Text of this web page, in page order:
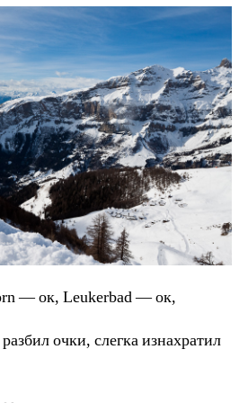
— ок, Leukerbad — ок,
очки, слегка изнахратил